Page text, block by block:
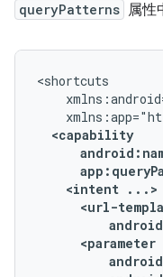
queryPatterns 属性
<intent